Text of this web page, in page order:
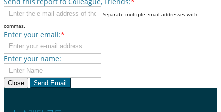
Separate multiple email addresses with
commas.
Enter your email:*
Enter your name:
Close Send Email